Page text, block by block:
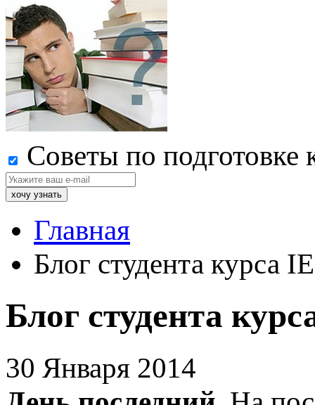
Советы по подготовке
Главная
Блог студента курса
Блог студента
30 Января 2014